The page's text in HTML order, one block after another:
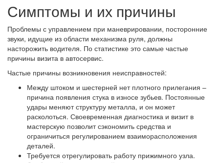
Симптомы и их причины
Проблемы с управлением при маневрировании, посторонние
звуки, идущие из области механизма руля, должны
насторожить водителя. По статистике это самые частые
причины визита в автосервис.
Частые причины возникновения неисправностей:
Между штоком и шестерней нет плотного прилегания –
причина появления стука в износе зубьев. Постоянные
удары меняют структуру металла, и он может
расколоться. Своевременная диагностика и визит в
мастерскую позволит сэкономить средства и
ограничиться регулированием взаиморасположения
деталей.
Требуется отрегулировать работу прижимного узла.